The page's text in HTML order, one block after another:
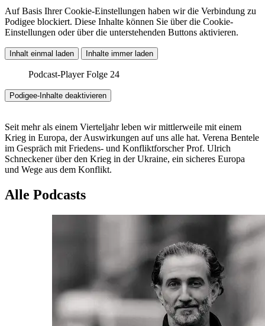
Auf Basis Ihrer Cookie-Einstellungen haben wir die Verbindung zu
Podigee blockiert. Diese Inhalte können Sie über die Cookie-
Einstellungen oder über die unterstehenden Buttons aktivieren.
Inhalt einmal laden Inhalte immer laden
Podcast-Player Folge 24
Podigee-Inhalte deaktivieren
Seit mehr als einem Vierteljahr leben wir mittlerweile mit einem
Krieg in Europa, der Auswirkungen auf uns alle hat. Verena Bentele
im Gespräch mit Friedens- und Konfliktforscher Prof. Ulrich
Schneckener über den Krieg in der Ukraine, ein sicheres Europa
und Wege aus dem Konflikt.
Alle Podcasts